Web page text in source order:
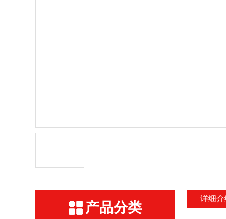
产品分类
详细介